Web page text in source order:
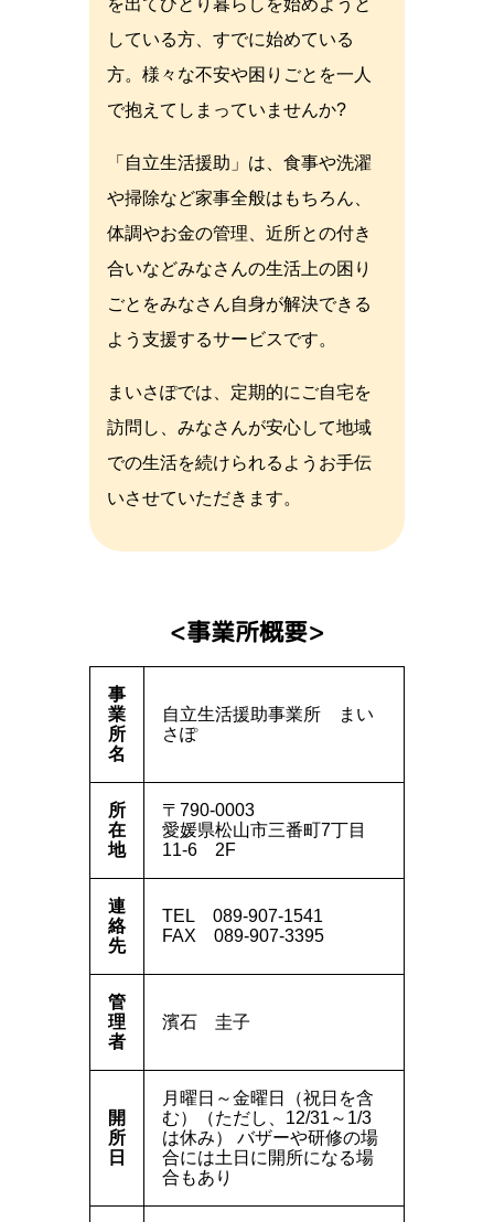
を出てひとり暮らしを始めようと
している方、すでに始めている
方。様々な不安や困りごとを一人
で抱えてしまっていませんか?
「自立生活援助」は、食事や洗濯
や掃除など家事全般はもちろん、
体調やお金の管理、近所との付き
合いなどみなさんの生活上の困り
ごとをみなさん自身が解決できる
よう支援するサービスです。
まいさぽでは、定期的にご自宅を
訪問し、みなさんが安心して地域
での生活を続けられるようお手伝
いさせていただきます。
事業所概要
事
業
所
名
自立生活援助事業所
まい
さぽ
所
在
地
〒790-0003
愛媛県松山市三番町7丁目
11-6
2F
連
絡
先
TEL
089-907-1541
FAX
089-907-3395
管
理
者
濱石 圭子
開
所
日
月曜日～金曜日（祝日を含
む）（ただし、12/31～1/3
は休み） バザーや研修の場
合には土日に開所になる場
合もあり